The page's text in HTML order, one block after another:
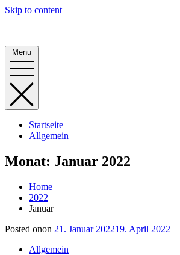
Skip to content
Menu
Startseite
Allgemein
Monat: Januar 2022
Home
2022
Januar
Posted onon 21. Januar 202219. April 2022
Allgemein